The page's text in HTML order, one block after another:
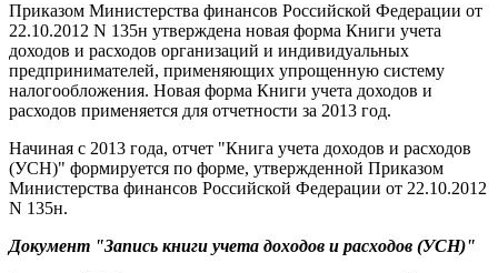
Приказом Министерства финансов Российской Федерации от
22.10.2012 N 135н утверждена новая форма Книги учета
доходов и расходов организаций и индивидуальных
предпринимателей, применяющих упрощенную систему
налогообложения. Новая форма Книги учета доходов и
расходов применяется для отчетности за 2013 год.
Начиная с 2013 года, отчет "Книга учета доходов и расходов
(УСН)" формируется по форме, утвержденной Приказом
Министерства финансов Российской Федерации от 22.10.2012
N 135н.
Документ "Запись книги учета доходов и расходов (УСН)"